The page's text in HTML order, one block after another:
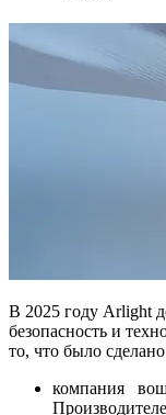
В 2025 году Arlight
безопасность и
то, что было
компания